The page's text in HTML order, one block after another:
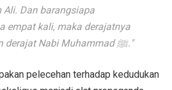
Ali. Dan barangsiapa
empat kali, maka derajatnya
setara dengan derajat Nabi Muhammad ﷺ."
pelecehan terhadap kedudukan